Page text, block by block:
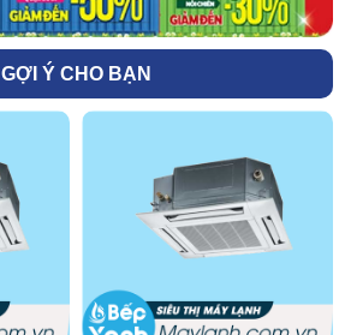
GỢI Ý CHO BẠN